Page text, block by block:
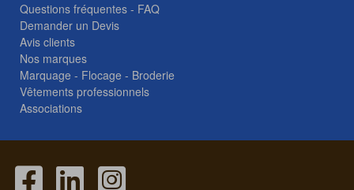
Questions fréquentes - FAQ
Demander un Devis
Avis clients
Nos marques
Marquage - Flocage - Broderie
Vêtements professionnels
Associations